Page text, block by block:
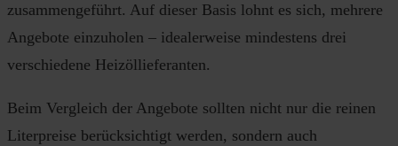
zusammengeführt. Auf dieser Basis lohnt es sich, mehrere
Angebote einzuholen – idealerweise mindestens drei
verschiedene Heizöllieferanten.
Beim Vergleich der Angebote sollten nicht nur die reinen
Literpreise berücksichtigt werden, sondern auch